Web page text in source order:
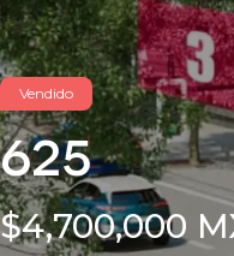
Vendido
625
$4,700,000